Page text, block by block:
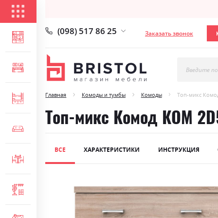
ГОСТИНАЯ
СПАЛЬНЯ
ДЕТСКАЯ
ПРИХОЖАЯ
(098) 517 86 25 Заказать звонок
Введите
Главная Комоды и тумбы Комоды Топ-микс
Топ-микс Комод КОМ
ВСЕ ХАРАКТЕРИСТИКИ ИНСТРУКЦИЯ